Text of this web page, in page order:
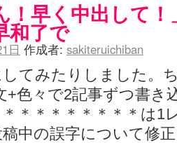
！早く中出して
和了で
日 作成者: sakiteruichiban
てみたりしました。
+色々で2記事ずつ書き
＊＊＊＊＊＊＊＊は1
中の誤字について修